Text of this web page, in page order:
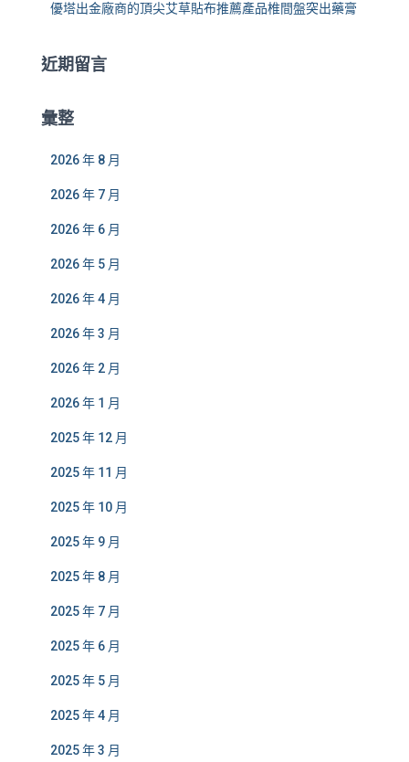
優塔出金廠商的頂尖艾草貼布推薦產品椎間盤突出藥膏
近期留言
彙整
2026 年 8 月
2026 年 7 月
2026 年 6 月
2026 年 5 月
2026 年 4 月
2026 年 3 月
2026 年 2 月
2026 年 1 月
2025 年 12 月
2025 年 11 月
2025 年 10 月
2025 年 9 月
2025 年 8 月
2025 年 7 月
2025 年 6 月
2025 年 5 月
2025 年 4 月
2025 年 3 月